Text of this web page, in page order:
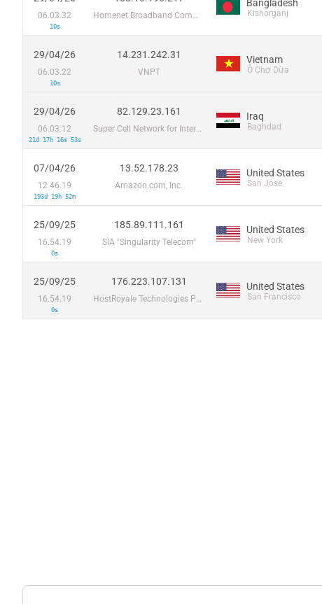
06.03.32
10s
Homenet Broadband Communication and Technologies
Bangladesh
Kishorganj
29/04/26
06.03.22
10s
14.231.242.31
VNPT
Vietnam
Ô Chợ Dừa
29/04/26
06.03.12
21d 17h 16m 53s
82.129.23.161
Super Cell Network for Internet Services LTD
Iraq
Baghdad
07/04/26
12.46.19
193d 19h 52m
13.52.178.23
Amazon.com, Inc.
United States
San Jose
25/09/25
16.54.19
0s
185.89.111.161
SIA "Singularity Telecom"
United States
New York
25/09/25
16.54.19
0s
176.223.107.131
HostRoyale Technologies Pvt Ltd
United States
San Francisco